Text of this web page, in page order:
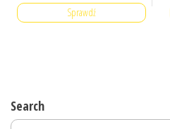
Sprawdź
Search